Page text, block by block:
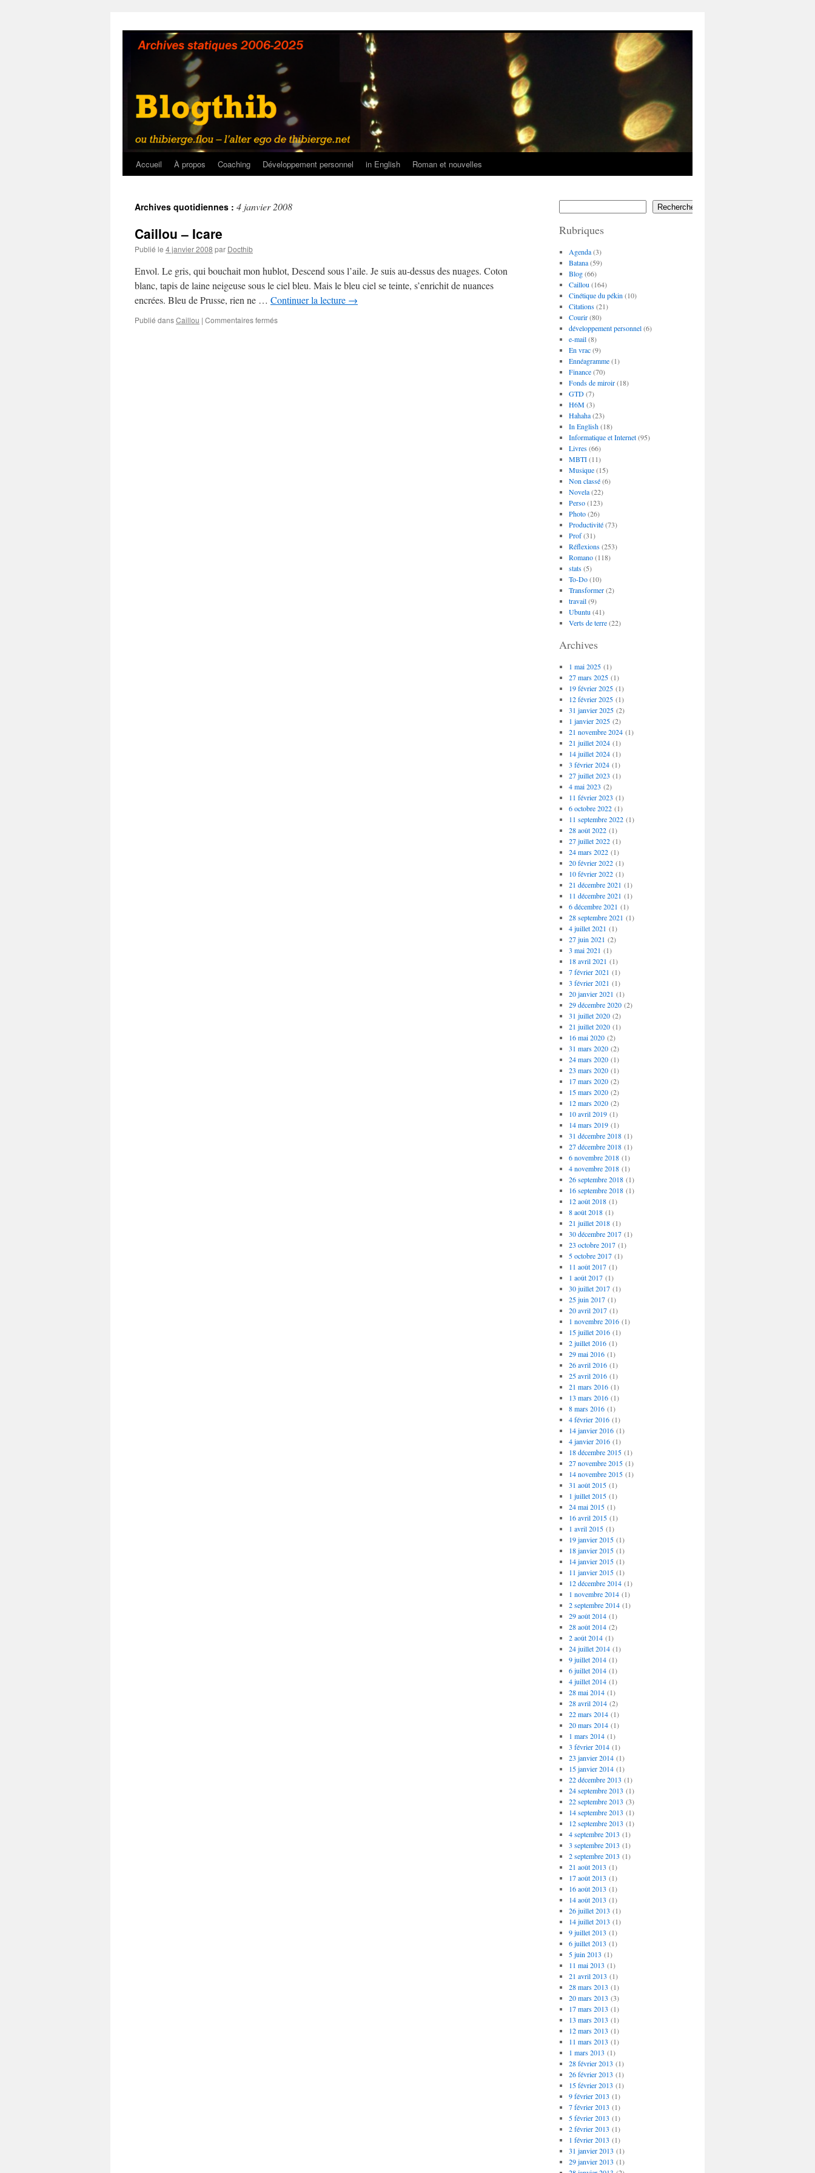
contenu
Accueil À propos Coaching Développement personnel in English Roman et nouvelles
Archives quotidiennes : 4 janvier 2008
Caillou – Icare
Publié le 4 janvier 2008 par Docthib
Envol. Le gris, qui bouchait mon hublot, Descend sous l’aile. Je suis au-dessus des nuages. Coton
blanc, tapis de laine neigeuse sous le ciel bleu. Mais le bleu ciel se teinte, s’enrichit de nuances
encrées. Bleu de Prusse, rien ne … Continuer la lecture →
Publié dansCaillou | Commentaires ferméssur
Rechercher
Rubriques
Agenda(3)
Batana(59)
Blog(66)
Caillou (164)
Cinétique du pékin (10)
Citations(21)
Courir(80)
développement personnel(6)
e-mail(8)
En vrac(9)
Ennéagramme(1)
Finance(70)
Fonds de miroir(18)
GTD(7)
H6M(3)
Hahaha(23)
In English(18)
Informatique et Internet(95)
Livres(66)
MBTI(11)
Musique(15)
Non classé(6)
Novela(22)
Perso(123)
Photo(26)
Productivité(73)
Prof(31)
Réflexions(253)
Romano(118)
stats(5)
To-Do(10)
Transformer(2)
travail(9)
Ubuntu (41)
Verts de terre(22)
Archives
1 mai 2025(1)
27 mars 2025(1)
19 février 2025(1)
12 février 2025(1)
31 janvier 2025(2)
1 janvier 2025(2)
21 novembre 2024(1)
21 juillet 2024(1)
14 juillet 2024(1)
3 février 2024(1)
27 juillet 2023 (1)
4 mai 2023 (2)
11 février 2023 (1)
6 octobre 2022(1)
11 septembre 2022(1)
28 août 2022(1)
27 juillet 2022(1)
24 mars 2022(1)
20 février 2022(1)
10 février 2022(1)
21 décembre 2021 (1)
11 décembre 2021 (1)
6 décembre 2021 (1)
28 septembre 2021 (1)
4 juillet 2021 (1)
27 juin 2021 (2)
3 mai 2021 (1)
18 avril 2021 (1)
7 février 2021 (1)
3 février 2021 (1)
20 janvier 2021 (1)
29 décembre 2020(2)
31 juillet 2020(2)
21 juillet 2020(1)
16 mai 2020(2)
31 mars 2020(2)
24 mars 2020(1)
23 mars 2020(1)
17 mars 2020(2)
15 mars 2020(2)
12 mars 2020(2)
10 avril 2019(1)
14 mars 2019(1)
31 décembre 2018(1)
27 décembre 2018(1)
6 novembre 2018(1)
4 novembre 2018(1)
26 septembre 2018(1)
16 septembre 2018(1)
12 août 2018(1)
8 août 2018(1)
21 juillet 2018(1)
30 décembre 2017(1)
23 octobre 2017(1)
5 octobre 2017(1)
11 août 2017(1)
1 août 2017(1)
30 juillet 2017(1)
25 juin 2017(1)
20 avril 2017(1)
1 novembre 2016(1)
15 juillet 2016(1)
2 juillet 2016(1)
29 mai 2016(1)
26 avril 2016(1)
25 avril 2016(1)
21 mars 2016(1)
13 mars 2016(1)
8 mars 2016(1)
4 février 2016(1)
14 janvier 2016(1)
4 janvier 2016(1)
18 décembre 2015(1)
27 novembre 2015(1)
14 novembre 2015(1)
31 août 2015(1)
1 juillet 2015(1)
24 mai 2015(1)
16 avril 2015(1)
1 avril 2015(1)
19 janvier 2015(1)
18 janvier 2015(1)
14 janvier 2015(1)
11 janvier 2015(1)
12 décembre 2014(1)
1 novembre 2014(1)
2 septembre 2014(1)
29 août 2014(1)
28 août 2014(2)
2 août 2014(1)
24 juillet 2014(1)
9 juillet 2014(1)
6 juillet 2014(1)
4 juillet 2014(1)
28 mai 2014(1)
28 avril 2014(2)
22 mars 2014(1)
20 mars 2014(1)
1 mars 2014(1)
3 février 2014(1)
23 janvier 2014(1)
15 janvier 2014(1)
22 décembre 2013 (1)
24 septembre 2013 (1)
22 septembre 2013 (3)
14 septembre 2013 (1)
12 septembre 2013 (1)
4 septembre 2013 (1)
3 septembre 2013 (1)
2 septembre 2013 (1)
21 août 2013 (1)
17 août 2013 (1)
16 août 2013 (1)
14 août 2013 (1)
26 juillet 2013 (1)
14 juillet 2013 (1)
9 juillet 2013 (1)
6 juillet 2013 (1)
5 juin 2013 (1)
11 mai 2013 (1)
21 avril 2013 (1)
28 mars 2013 (1)
20 mars 2013 (3)
17 mars 2013 (1)
13 mars 2013 (1)
12 mars 2013 (1)
11 mars 2013 (1)
1 mars 2013 (1)
28 février 2013 (1)
26 février 2013 (1)
15 février 2013 (1)
9 février 2013 (1)
7 février 2013 (1)
5 février 2013 (1)
2 février 2013 (1)
1 février 2013 (1)
31 janvier 2013 (1)
29 janvier 2013 (1)